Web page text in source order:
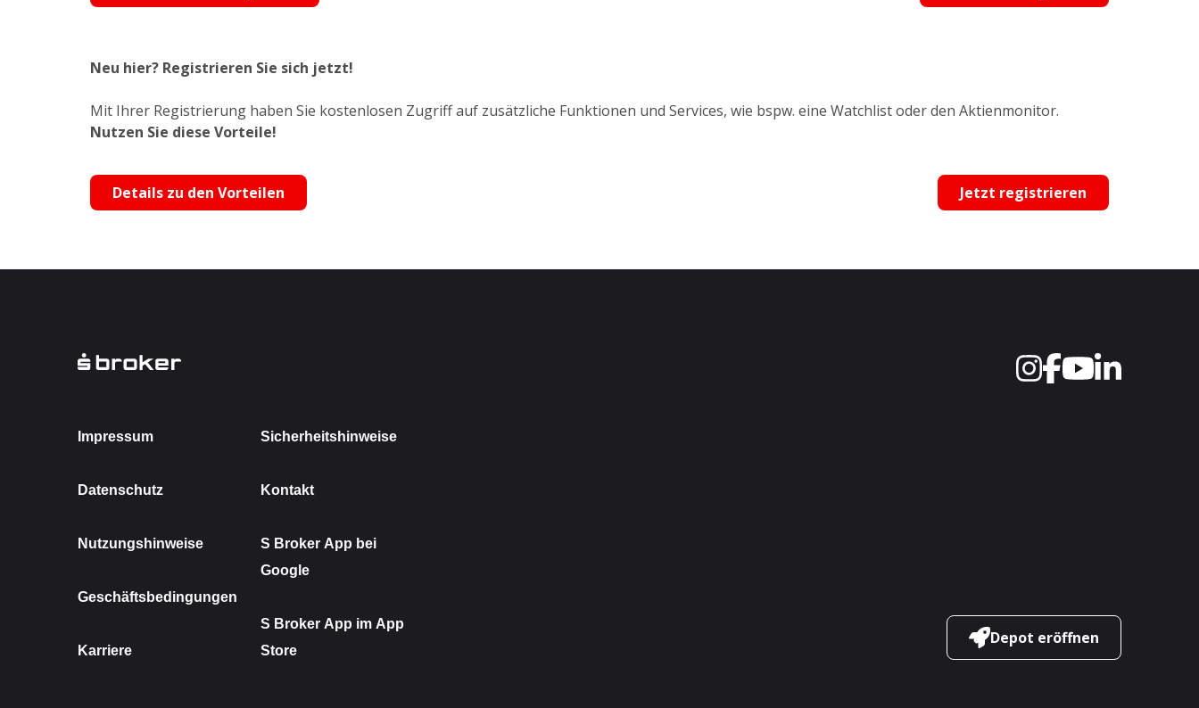
Neu hier? Registrieren Sie sich jetzt!
Mit Ihrer Registrierung haben Sie kostenlosen Zugriff auf zusätzliche Funktionen und Services, wie bspw. eine Watchlist oder den Aktienmonitor.
Nutzen Sie diese Vorteile!
Details zu den Vorteilen Jetzt registrieren